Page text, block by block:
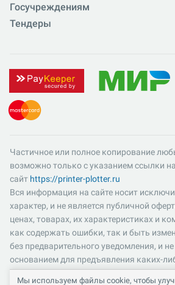
Госучреждениям
Тендеры
Частичное или полное копирование
возможно только с указанием ссылки
сайт https://printer-plotter.ru
Вся информация на сайте носит
характер, и не является публичной
ценах, товарах, их характеристиках и
как содержать ошибки, так и быть
без предварительного уведомления, и
основанием для предъявления каких-
Пожалуйста, уточняйте существенные
Мы используем файлы cookie, чтобы